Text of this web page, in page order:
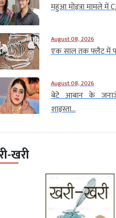
महुआ मोइत्रा मामले में
August 08, 2026
एक साल तक फ्लैट में
August 08, 2026
बेटे आबान के
शाइस्ता...
खरी